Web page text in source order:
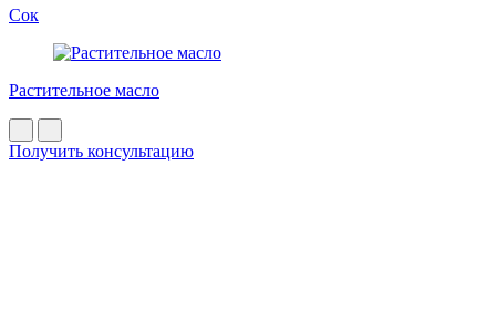
Сок
Растительное масло
Получить консультацию